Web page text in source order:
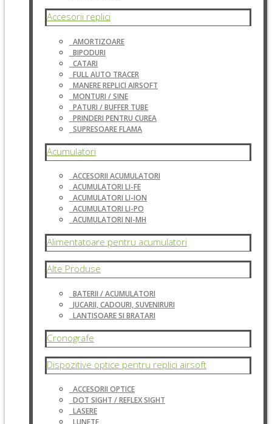
Accesorii replici
AMORTIZOARE
BIPODURI
CATARI
FULL AUTO TRACER
MANERE REPLICI AIRSOFT
MONTURI / SINE
PATURI / BUFFER TUBE
PRINDERI PENTRU CUREA
SUPRESOARE FLAMA
Acumulatori
ACCESORII ACUMULATORI
ACUMULATORI LI-FE
ACUMULATORI LI-ION
ACUMULATORI LI-PO
ACUMULATORI NI-MH
Alimentatoare pentru acumulatori
Alte Produse
BATERII / ACUMULATORI
JUCARII, CADOURI, SUVENIRURI
LANTISOARE SI BRATARI
Cronografe
Dispozitive optice pentru replici airsoft
ACCESORII OPTICE
DOT SIGHT / REFLEX SIGHT
LASERE